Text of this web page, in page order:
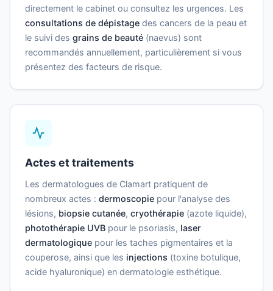
directement le cabinet ou consultez les urgences. Les
consultations de dépistage des cancers de la peau et
le suivi des grains de beauté (naevus) sont
recommandés annuellement, particulièrement si vous
présentez des facteurs de risque.
Actes et traitements
Les dermatologues de Clamart pratiquent de
nombreux actes : dermoscopie pour l'analyse des
lésions, biopsie cutanée, cryothérapie (azote liquide),
photothérapie UVB pour le psoriasis, laser
dermatologique pour les taches pigmentaires et la
couperose, ainsi que les injections (toxine botulique,
acide hyaluronique) en dermatologie esthétique.